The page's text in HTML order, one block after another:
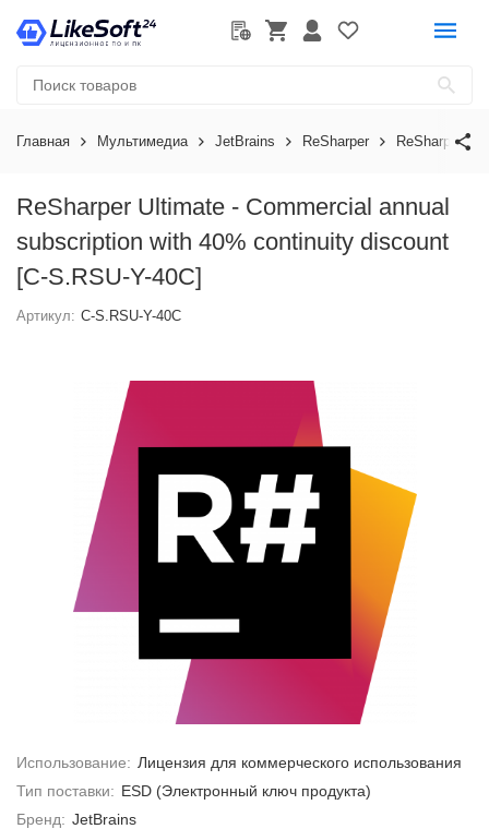
Главная Мультимедиа JetBrains ReSharper ReSharper
ReSharper Ultimate - Commercial annual
subscription with 40% continuity discount
[C-S.RSU-Y-40C]
Артикул: C-S.RSU-Y-40C
Использование: Лицензия для коммерческого использования
Тип поставки: ESD (Электронный ключ продукта)
Бренд: JetBrains